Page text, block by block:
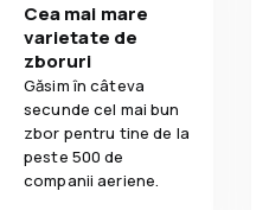
Cea mai mare
varietate de
zboruri
Găsim în câteva
secunde cel mai bun
zbor pentru tine de la
peste 500 de
companii aeriene.